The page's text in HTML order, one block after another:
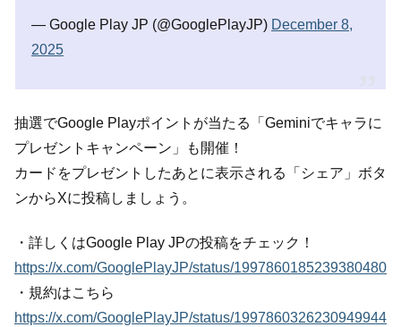
— Google Play JP (@GooglePlayJP) December 8,
2025
抽選でGoogle Playポイントが当たる「Geminiでキャラに
プレゼントキャンペーン」も開催！
カードをプレゼントしたあとに表示される「シェア」ボタ
ンからXに投稿しましょう。
・詳しくはGoogle Play JPの投稿をチェック！
https://x.com/GooglePlayJP/status/1997860185239380480
・規約はこちら
https://x.com/GooglePlayJP/status/1997860326230949944